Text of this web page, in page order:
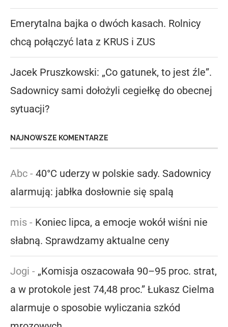
Emerytalna bajka o dwóch kasach. Rolnicy
chcą połączyć lata z KRUS i ZUS
Jacek Pruszkowski: „Co gatunek, to jest źle”.
Sadownicy sami dołożyli cegiełkę do obecnej
sytuacji?
NAJNOWSZE KOMENTARZE
Abc - 40°C uderzy w polskie sady. Sadownicy
alarmują: jabłka dosłownie się spalą
mis - Koniec lipca, a emocje wokół wiśni nie
słabną. Sprawdzamy aktualne ceny
Jogi - „Komisja oszacowała 90–95 proc. strat,
a w protokole jest 74,48 proc.” Łukasz Cielma
alarmuje o sposobie wyliczania szkód